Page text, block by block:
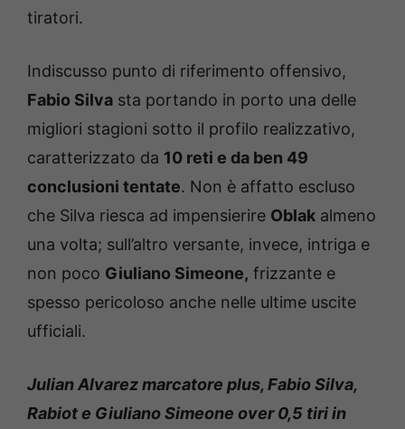
tiratori.
Indiscusso punto di riferimento offensivo,
Fabio Silva sta portando in porto una delle
migliori stagioni sotto il profilo realizzativo,
caratterizzato da 10 reti e da ben 49
conclusioni tentate. Non è affatto escluso
che Silva riesca ad impensierire Oblak almeno
una volta; sull’altro versante, invece, intriga e
non poco Giuliano Simeone, frizzante e
spesso pericoloso anche nelle ultime uscite
ufficiali.
Julian Alvarez marcatore plus, Fabio Silva,
Rabiot e Giuliano Simeone over 0,5 tiri in